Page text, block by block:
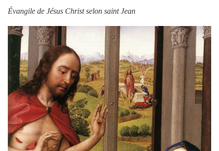
Évangile de Jésus Christ selon saint Jean